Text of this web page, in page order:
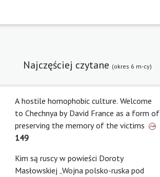
Najczęściej czytane (okres 6 m-cy)
A hostile homophobic culture. Welcome
to Chechnya by David France as a form of
preserving the memory of the victims
149
Kim są ruscy w powieści Doroty
Masłowskiej „Wojna polsko-ruska pod